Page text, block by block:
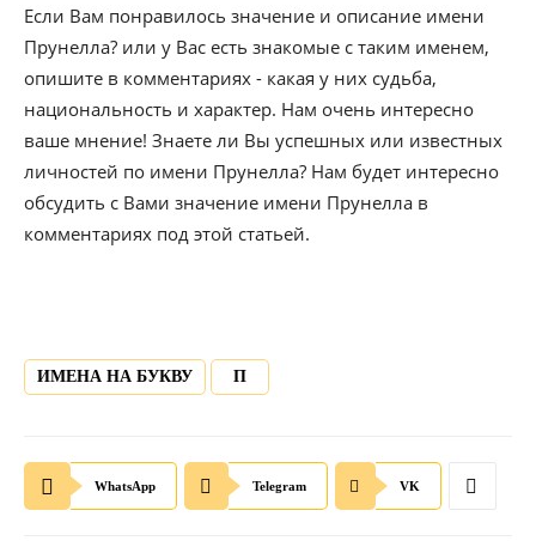
Если Вам понравилось значение и описание имени
Прунелла? или у Вас есть знакомые с таким именем,
опишите в комментариях - какая у них судьба,
национальность и характер. Нам очень интересно
ваше мнение! Знаете ли Вы успешных или известных
личностей по имени Прунелла? Нам будет интересно
обсудить с Вами значение имени Прунелла в
комментариях под этой статьей.
ИМЕНА НА БУКВУ П
WhatsApp Telegram VK